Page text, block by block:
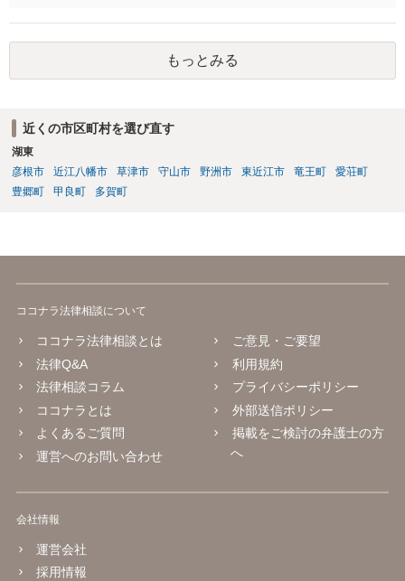
もっとみる
近くの市区町村を選び直す
湖東
彦根市
近江八幡市 草津市 守山市 野洲市 東近江市 竜王町
愛荘町
豊郷町
甲良町 多賀町
ココナラ法律相談について
ココナラ法律相談とは
法律Q&A
法律相談コラム
ココナラとは
よくあるご質問
運営へのお問い合わせ
ご意見・ご要望
利用規約
プライバシーポリシー
外部送信ポリシー
掲載をご検討の弁護士の方
へ
会社情報
運営会社
採用情報